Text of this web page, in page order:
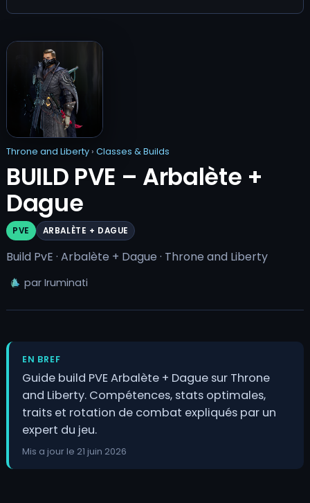
Throne and Liberty› Classes & Builds
BUILD PVE – Arbalète +
Dague
PVE ARBALÈTE + DAGUE
Build PvE · Arbalète + Dague · Throne and Liberty
par Iruminati
EN BREF
Guide build PVE Arbalète + Dague sur Throne
and Liberty. Compétences, stats optimales,
traits et rotation de combat expliqués par un
expert du jeu.
Mis a jour le 21 juin 2026